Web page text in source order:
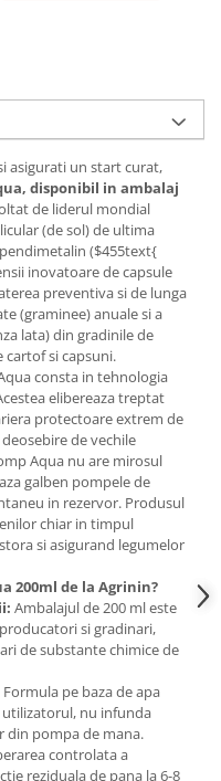
asigurati un start curat,
disponibil in ambalaj
de liderul mondial
(de sol) de ultima
($455text{
inovatoare de capsule
preventiva si de lunga
(graminee) anuale si a
lata) din gradinile de
cartof si capsuni.
consta in tehnologia
elibereaza treptat
protectoare extrem de
de vechile
Aqua nu are mirosul
galben pompele de
in rezervor. Produsul
chiar in timpul
si asigurand legumelor
200ml de la Agrinin?
Ambalajul de 200 ml este
si gradinari,
de substante chimice de
Formula pe baza de apa
nu infunda
din pompa de mana.
controlata a
reziduala de pana la 6-8